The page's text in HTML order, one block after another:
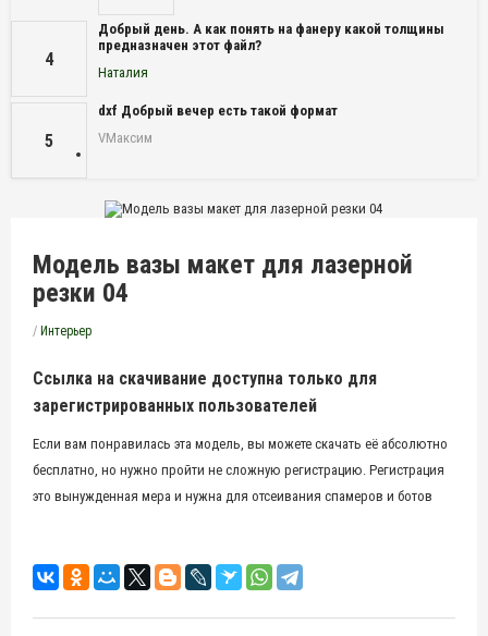
4
Добрый день. А как понять на фанеру какой толщины
предназначен этот файл?
Наталия
5
dxf Добрый вечер есть такой формат
VМаксим
Модель вазы макет для лазерной
резки 04
/ Интерьер
Ссылка на скачивание доступна только для
зарегистрированных пользователей
Если вам понравилась эта модель, вы можете скачать её абсолютно
бесплатно, но нужно пройти не сложную регистрацию. Регистрация
это вынужденная мера и нужна для отсеивания спамеров и ботов